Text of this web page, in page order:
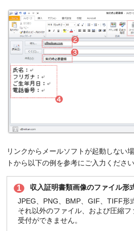
リンクからメールソフトが起動しない
トから以下の例を参考にご入力ください
1
収入証明書類画像のファイル形
JPEG、PNG、BMP、GIF、TIFF形
それ以外のファイル、および圧縮
受付ができません。